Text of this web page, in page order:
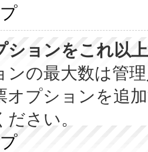
ションをこれ以
ンの最大数は管
オプションを追
さい。